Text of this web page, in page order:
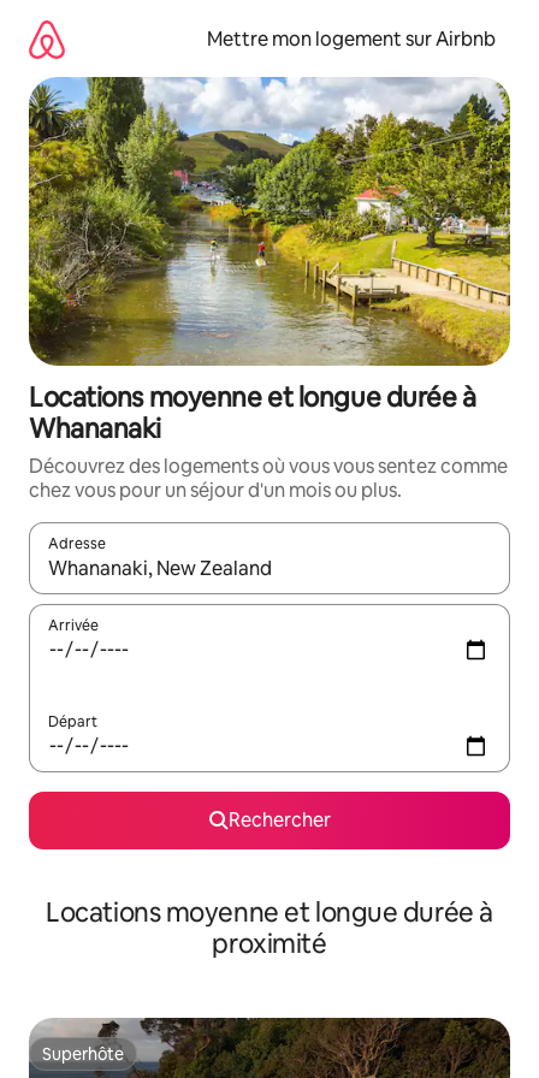
directement
contenu
Mettre mon logement sur Airbnb
Locations moyenne et longue durée à
Whananaki
Découvrez des logements où vous vous sentez comme
chez vous pour un séjour d'un mois ou plus.
Adresse
Lorsque les résultats s'affichent, utilisez les flèches vers le
Arrivée
Départ
Rechercher
Locations moyenne et longue durée à
proximité
Superhôte
Superhôte